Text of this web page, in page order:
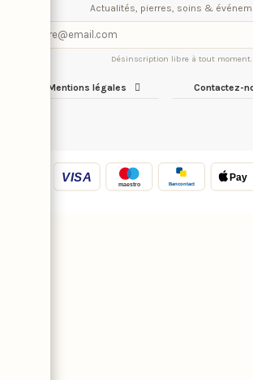
Actualités, pierres, soins &
Désinscription libre à tout moment.
Mentions légales Contactez-
VISA
maestro Bancontact
Pay